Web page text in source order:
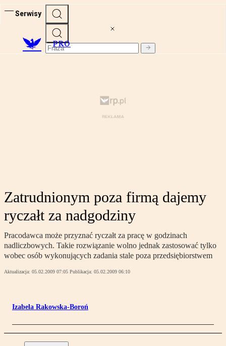
Serwisy
PRO
Zatrudnionym poza firmą dajemy
ryczałt za nadgodziny
Pracodawca może przyznać ryczałt za pracę w godzinach
nadliczbowych. Takie rozwiązanie wolno jednak zastosować tylko
wobec osób wykonujących zadania stale poza przedsiębiorstwem
Aktualizacja: 05.02.2009 07:05 Publikacja: 05.02.2009 06:10
Izabela Rakowska-Boroń